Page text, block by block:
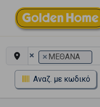
× × ΜΕΘΑΝΑ
Αναζ. με κωδικό